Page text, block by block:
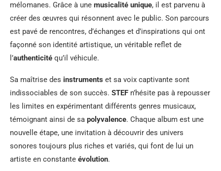
mélomanes. Grâce à une musicalité unique, il est parvenu à
créer des œuvres qui résonnent avec le public. Son parcours
est pavé de rencontres, d’échanges et d’inspirations qui ont
façonné son identité artistique, un véritable reflet de
l’authenticité qu’il véhicule.
Sa maîtrise des instruments et sa voix captivante sont
indissociables de son succès. STEF n’hésite pas à repousser
les limites en expérimentant différents genres musicaux,
témoignant ainsi de sa polyvalence. Chaque album est une
nouvelle étape, une invitation à découvrir des univers
sonores toujours plus riches et variés, qui font de lui un
artiste en constante évolution.